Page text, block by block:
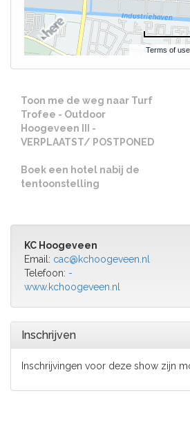
Terms of use
Toon me de weg naar Turf
Trofee - Outdoor
Hoogeveen III -
VERPLAATST/ POSTPONED
Boek een hotel nabij de
tentoonstelling
KC Hoogeveen
Email: cac@kchoogeveen.nl
Telefoon: -
www.kchoogeveen.nl
Inschrijven
Inschrijvingen voor deze show zijn